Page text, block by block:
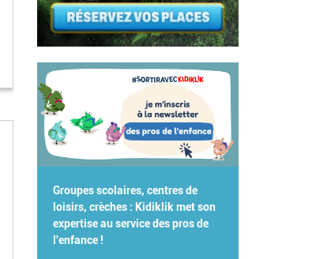
Groupes scolaires, centres de
loisirs, crèches : Kidiklik met son
expertise au service des pros de
l'enfance !